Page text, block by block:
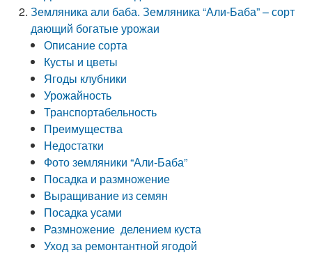
Земляника али баба. Земляника “Али-Баба” – сорт
дающий богатые урожаи
Описание сорта
Кусты и цветы
Ягоды клубники
Урожайность
Транспортабельность
Преимущества
Недостатки
Фото земляники “Али-Баба”
Посадка и размножение
Выращивание из семян
Посадка усами
Размножение делением куста
Уход за ремонтантной ягодой